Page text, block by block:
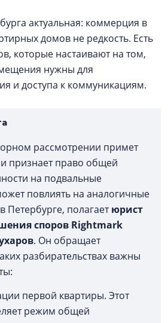
актуальная: коммерция в
домов не редкость. Есть
которые настаивают на том,
нужны для
и доступа к коммуникациям.
рассмотрении примет
признает право общей
на подвальные
повлиять на аналогичные
Петербурге, полагаетюрист
споров Rightmark
. Он обращает
разбирательствах важны
первой квартиры. Этот
режим общей